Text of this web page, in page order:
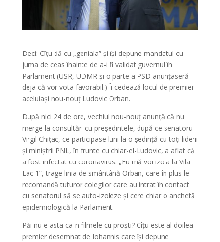
Deci: Cîțu dă cu „geniala” și își depune mandatul cu
juma de ceas înainte de a-i fi validat guvernul în
Parlament (USR, UDMR și o parte a PSD anunțaseră
deja că vor vota favorabil.) Îi cedează locul de premier
aceluiași nou-nouț Ludovic Orban.
După nici 24 de ore, vechiul nou-nouț anunță că nu
merge la consultări cu președintele, după ce senatorul
Virgil Chițac, ce participase luni la o ședință cu toți liderii
și miniștrii PNL, în frunte cu chiar-el-Ludovic, a aflat că
a fost infectat cu coronavirus. „Eu mă voi izola la Vila
Lac 1”, trage linia de smântână Orban, care în plus le
recomandă tuturor colegilor care au intrat în contact
cu senatorul să se auto-izoleze și cere chiar o anchetă
epidemiologică la Parlament.
Păi nu e asta ca-n filmele cu proști? Cîțu este al doilea
premier desemnat de Iohannis care își depune